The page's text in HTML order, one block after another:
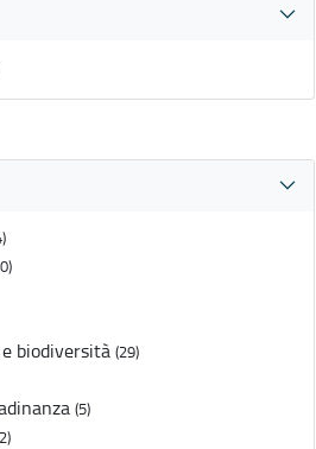
biodiversità (29)
(5)